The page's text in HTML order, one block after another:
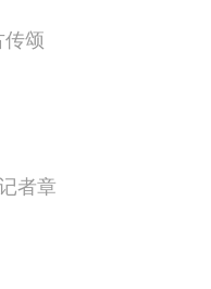
传颂
者章